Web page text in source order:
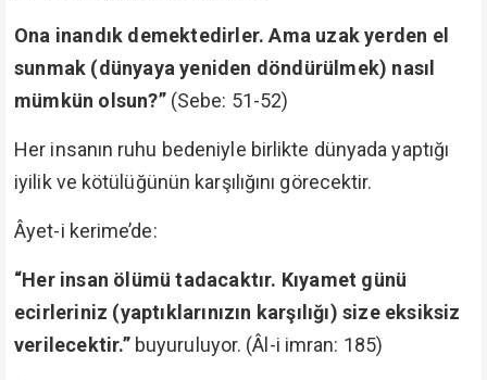
Ona inandık demektedirler. Ama uzak yerden el
sunmak (dünyaya yeniden döndürülmek) nasıl
mümkün olsun?”(Sebe: 51-52)
Her insanın ruhu bedeniyle birlikte dünyada yaptığı
iyilik ve kötülüğünün karşılığını görecektir.
Âyet-i kerime’de:
“Her insan ölümü tadacaktır. Kıyamet günü
ecirleriniz (yaptıklarınızın karşılığı) size eksiksiz
verilecektir.”buyuruluyor. (Âl-i imran: 185)